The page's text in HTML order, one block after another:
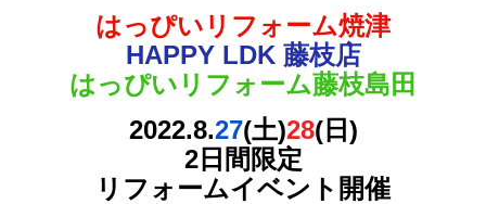
はっぴいリフォーム焼津
HAPPY LDK 藤枝店
はっぴいリフォーム藤枝島田
2022.8.27(土)28(日)
2日間限定
リフォームイベント開催